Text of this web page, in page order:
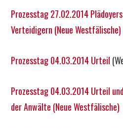
Prozesstag 27.02.2014
Verteidigern (Neue Westfälische)
Prozesstag 04.03.2014 Urteil
Prozesstag 04.03.2014 Urteil
der Anwälte (Neue Westfälische)